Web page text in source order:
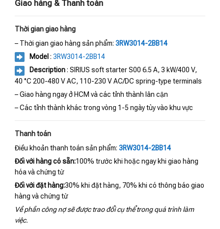
Giao hàng & Thanh toán
Thời gian giao hàng
– Thời gian giao hàng sản phẩm: 3RW3014-2BB14
Model : 3RW3014-2BB14
Description: SIRIUS soft starter S00 6.5 A, 3 kW/400 V,
40 °C 200-480 V AC, 110-230 V AC/DC spring-type terminals
– Giao hàng ngay ở HCM và các tỉnh thành lân cận
– Các tỉnh thành khác trong vòng 1-5 ngày tùy vào khu vực
Thanh toán
Điều khoản thanh toán sản phẩm: 3RW3014-2BB14
Đối với hàng có sẵn:100% trước khi hoặc ngay khi giao hàng
hóa và chứng từ
Đối với đặt hàng:30% khi đặt hàng, 70% khi có thông báo giao
hàng và chứng từ
Về phần công nợ sẽ được trao đổi cụ thể trong quá trình làm
việc.